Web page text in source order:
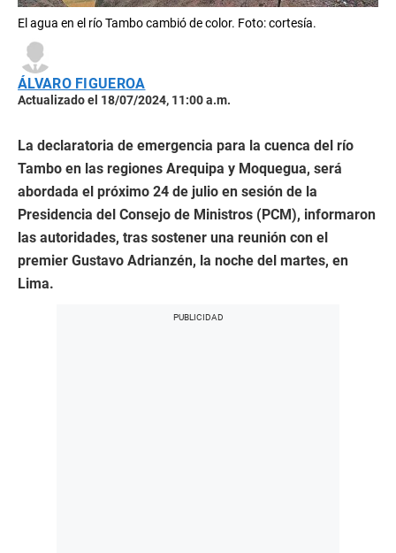
El agua en el río Tambo cambió de color. Foto: cortesía.
ÁLVARO FIGUEROA
Actualizado el 18/07/2024, 11:00 a.m.
La declaratoria de emergencia para la cuenca del río
Tambo en las regiones Arequipa y Moquegua, será
abordada el próximo 24 de julio en sesión de la
Presidencia del Consejo de Ministros (PCM), informaron
las autoridades, tras sostener una reunión con el
premier Gustavo Adrianzén, la noche del martes, en
Lima.